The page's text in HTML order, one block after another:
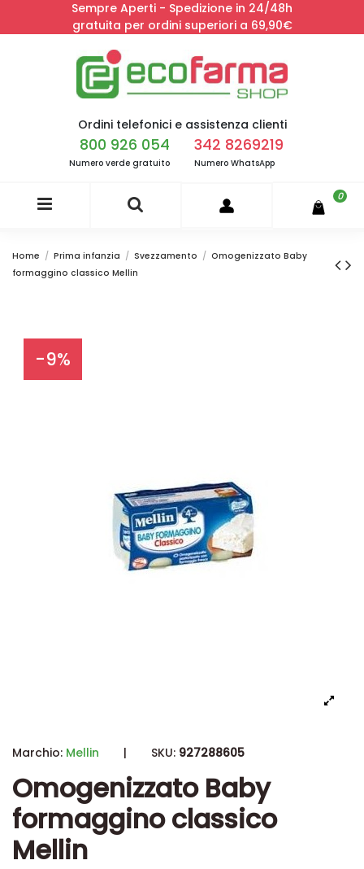
Sempre Aperti - Spedizione in 24/48h
gratuita per ordini superiori a 69,90€
Ordini telefonici e assistenza clienti
800 926 054
Numero verde gratuito
342 8269219
Numero WhatsApp
0
Home Prima infanzia Svezzamento
Omogenizzato Baby
formaggino classico Mellin
-9%
Marchio: Mellin | SKU: 927288605
Omogenizzato Baby
formaggino classico
Mellin